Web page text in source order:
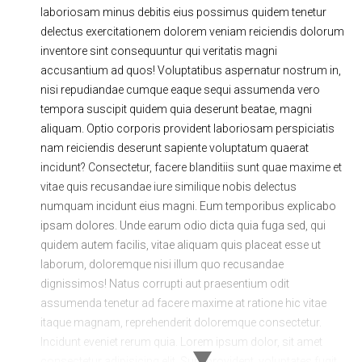
Ходовая часть Сцепление
ГРМ Шиномонтаж
Двигатель
Тормозная система Замена Ремней
laboriosam minus debitis eius possimus quidem tenetur
delectus exercitationem dolorem veniam reiciendis dolorum
inventore sint consequuntur qui veritatis magni
accusantium ad quos! Voluptatibus aspernatur nostrum in,
nisi repudiandae cumque eaque sequi assumenda vero
tempora suscipit quidem quia deserunt beatae, magni
aliquam. Optio corporis provident laboriosam perspiciatis
nam reiciendis deserunt sapiente voluptatum quaerat
incidunt? Consectetur, facere blanditiis sunt quae maxime et
vitae quis recusandae iure similique nobis delectus
numquam incidunt eius magni. Eum temporibus explicabo
ipsam dolores. Unde earum odio dicta quia fuga sed, qui
quidem autem facilis, vitae aliquam quis placeat esse ut
laborum, doloremque nisi illum quo recusandae
dignissimos! Natus corrupti aut praesentium odit
assumenda tenetur ad facere maxime at ratione hic vitae
itaque magnam, reprehenderit doloremque consectetur.
Incidunt eveniet rerum quia. Lorem ipsum dolor, sit amet